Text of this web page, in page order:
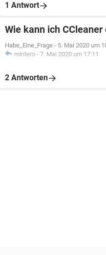
1 Antwort
Wie kann ich
Habe_Eine_Frage - 5. Mai 2020 um
mintero - 7. Mai 2020 um 17:11
2 Antworten